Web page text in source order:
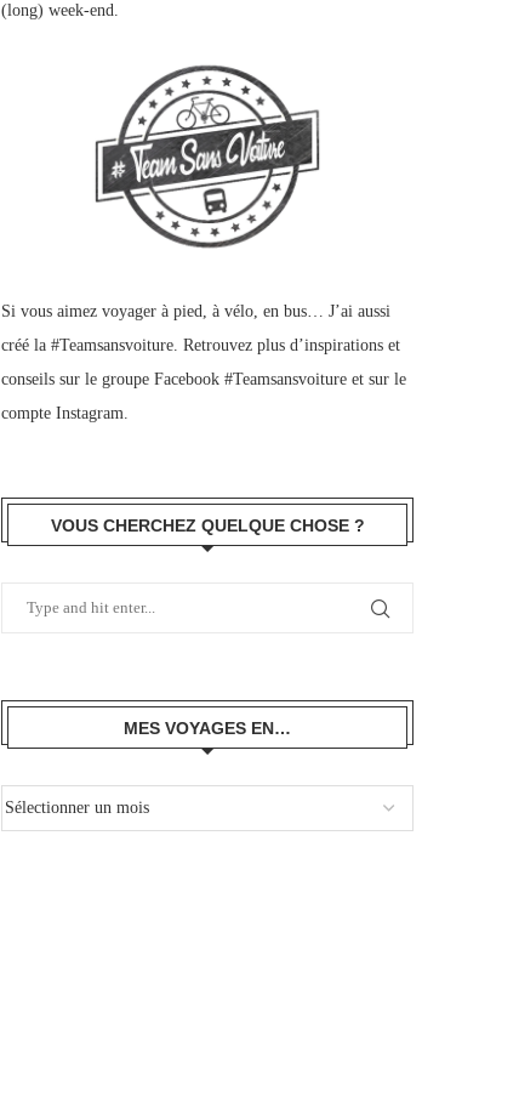
(long) week-end.
Si vous aimez voyager à pied, à vélo, en bus… J’ai aussi
créé la #Teamsansvoiture. Retrouvez plus d’inspirations et
conseils sur le groupe Facebook #Teamsansvoiture et sur le
compte Instagram.
VOUS CHERCHEZ QUELQUE CHOSE ?
MES VOYAGES EN…